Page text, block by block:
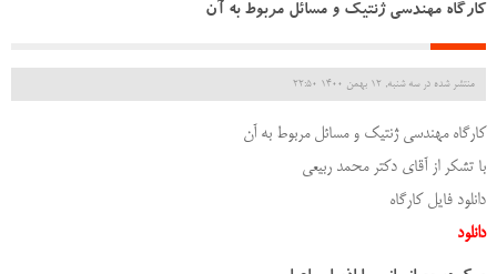
کارگاه مهندسی ژنتیک و مسائل مربوط به آن
منتشر شده در سه شنبه, 12 بهمن 1400 22:50
کارگاه مهندسی ژنتیک و مسائل مربوط به آن
با تشکر از آقای دکتر محمد ربیعی
دانلود فایل کارگاه
دانلود